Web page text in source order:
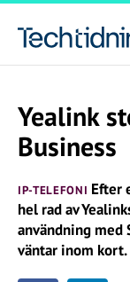
Yealink
Business
IP-TELEFONI Efter
hel rad av
användning med
väntar inom kort.